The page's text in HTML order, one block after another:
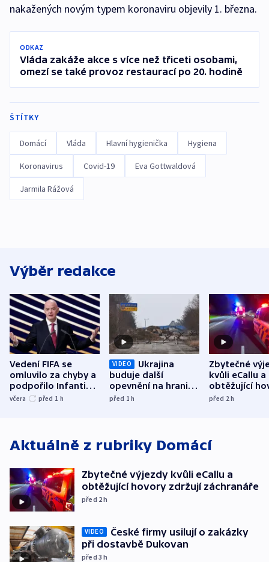
nakažených novým typem koronaviru objevily 1. března.
ODKAZ
Vláda zakáže akce s více než třiceti osobami,
omezí se také provoz restaurací po 20. hodině
ŠTÍTKY
Domácí Vláda Hlavní hygienička Hygiena
Koronavirus Covid-19 Eva Gottwaldová
Jarmila Rážová
Výběr redakce
Vedení FIFA se
omluvilo za chyby a
podpořilo Infantina.
UEFA trvá na
včera před 1 h
VIDEO
Ukrajina
buduje další
opevnění na hranici
s Běloruskem
před 1h
Zbytečné
kvůli eCallu a
obtěžující
zdržují
před 2h
Aktuálně z rubriky Domácí
Zbytečné výjezdy kvůli eCallu a
obtěžující hovory zdržují záchranáře
před 2h
VIDEO
České firmy usilují o zakázky
při dostavbě Dukovan
před 3h